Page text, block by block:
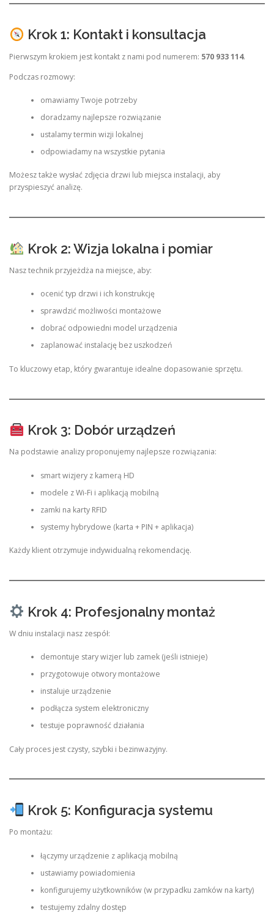
Krok 1: Kontakt i konsultacja
Pierwszym krokiem jest kontakt z nami pod numerem: 570 933 114.
Podczas rozmowy:
omawiamy Twoje potrzeby
doradzamy najlepsze rozwiązanie
ustalamy termin wizji lokalnej
odpowiadamy na wszystkie pytania
Możesz także wysłać zdjęcia drzwi lub miejsca instalacji, aby
przyspieszyć analizę.
Krok 2: Wizja lokalna i pomiar
Nasz technik przyjeżdża na miejsce, aby:
ocenić typ drzwi i ich konstrukcję
sprawdzić możliwości montażowe
dobrać odpowiedni model urządzenia
zaplanować instalację bez uszkodzeń
To kluczowy etap, który gwarantuje idealne dopasowanie sprzętu.
Krok 3: Dobór urządzeń
Na podstawie analizy proponujemy najlepsze rozwiązania:
smart wizjery z kamerą HD
modele z Wi-Fi i aplikacją mobilną
zamki na karty RFID
systemy hybrydowe (karta + PIN + aplikacja)
Każdy klient otrzymuje indywidualną rekomendację.
Krok 4: Profesjonalny montaż
W dniu instalacji nasz zespół:
demontuje stary wizjer lub zamek (jeśli istnieje)
przygotowuje otwory montażowe
instaluje urządzenie
podłącza system elektroniczny
testuje poprawność działania
Cały proces jest czysty, szybki i bezinwazyjny.
Krok 5: Konfiguracja systemu
Po montażu:
łączymy urządzenie z aplikacją mobilną
ustawiamy powiadomienia
konfigurujemy użytkowników (w przypadku zamków na karty)
testujemy zdalny dostęp